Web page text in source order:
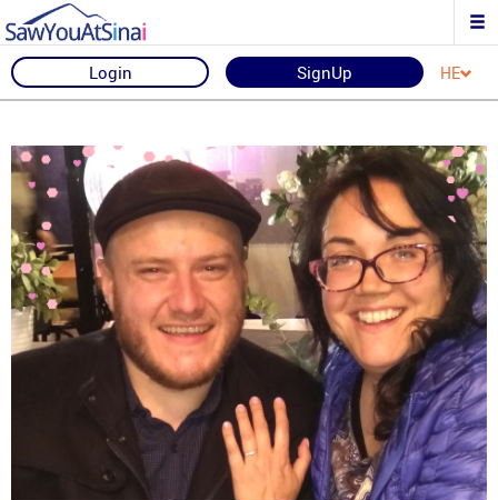
Login SignUp HE